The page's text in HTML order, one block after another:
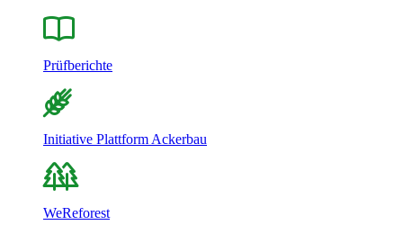
Prüfberichte
Initiative Plattform Ackerbau
WeReforest